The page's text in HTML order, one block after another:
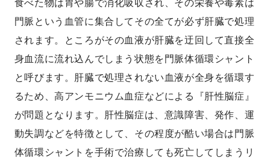
食べた物は胃や腸で消化吸収され、その栄養や毒素は
門脈という血管に集合してその全てが必ず肝臓で処理
されます。ところがその血液が肝臓を迂回して直接全
身血流に流れ込んでしまう状態を門脈体循環シャント
と呼びます。肝臓で処理されない血液が全身を循環す
るため、高アンモニウム血症などによる『肝性脳症』
が問題となります。肝性脳症は、意識障害、発作、運
動失調などを特徴として、その程度が酷い場合は門脈
体循環シャントを手術で治療しても死亡してしまうリ